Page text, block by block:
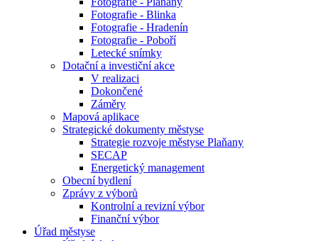
Fotografie - Blinka
Fotografie - Hradenín
Fotografie - Poboří
Letecké snímky
Dotační a investiční akce
V realizaci
Dokončené
Záměry
Mapová aplikace
Strategické dokumenty městyse
Strategie rozvoje městyse Plaňany
SECAP
Energetický management
Obecní bydlení
Zprávy z výborů
Kontrolní a revizní výbor
Finanční výbor
Úřad městyse